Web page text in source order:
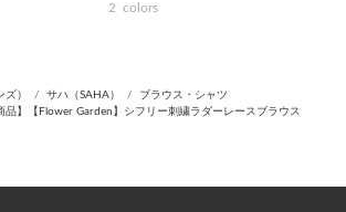
2 colors
） サハ（SAHA）
ブラウス・シャツ
品】【Flower Garden】シフリー刺繍ラダーレースブラウス